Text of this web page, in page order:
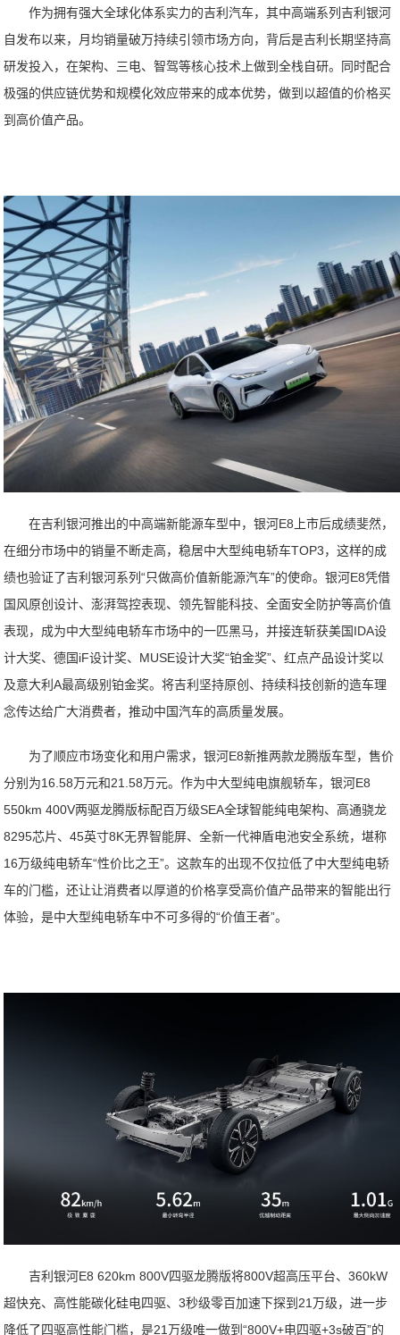
作为拥有强大全球化体系实力的吉利汽车，其中高端系列吉利银河
自发布以来，月均销量破万持续引领市场方向，背后是吉利长期坚持高
研发投入，在架构、三电、智驾等核心技术上做到全栈自研。同时配合
极强的供应链优势和规模化效应带来的成本优势，做到以超值的价格买
到高价值产品。
在吉利银河推出的中高端新能源车型中，银河E8上市后成绩斐然，
在细分市场中的销量不断走高，稳居中大型纯电轿车TOP3，这样的成
绩也验证了吉利银河系列“只做高价值新能源汽车”的使命。银河E8凭借
国风原创设计、澎湃驾控表现、领先智能科技、全面安全防护等高价值
表现，成为中大型纯电轿车市场中的一匹黑马，并接连斩获美国IDA设
计大奖、德国iF设计奖、MUSE设计大奖“铂金奖”、红点产品设计奖以
及意大利A最高级别铂金奖。将吉利坚持原创、持续科技创新的造车理
念传达给广大消费者，推动中国汽车的高质量发展。
为了顺应市场变化和用户需求，银河E8新推两款龙腾版车型，售价
分别为16.58万元和21.58万元。作为中大型纯电旗舰轿车，银河E8
550km 400V两驱龙腾版标配百万级SEA全球智能纯电架构、高通骁龙
8295芯片、45英寸8K无界智能屏、全新一代神盾电池安全系统，堪称
16万级纯电轿车“性价比之王”。这款车的出现不仅拉低了中大型纯电轿
车的门槛，还让让消费者以厚道的价格享受高价值产品带来的智能出行
体验，是中大型纯电轿车中不可多得的“价值王者”。
吉利银河E8 620km 800V四驱龙腾版将800V超高压平台、360kW
超快充、高性能碳化硅电四驱、3秒级零百加速下探到21万级，进一步
降低了四驱高性能门槛，是21万级唯一做到“800V+电四驱+3s破百”的